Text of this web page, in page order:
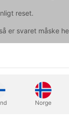
reset.
er svaret måske
de samme bukser
til en almindelig
for "slim fit"
Norge